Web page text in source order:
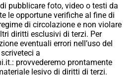
pubblicare foto, video o testi da
le opportune verifiche al fine di
di circolazione e non violare
diritti esclusivi di terzi. Per
eventuali errori nell’uso del
a
provvederemo prontamente
lesivo di diritti di terzi.